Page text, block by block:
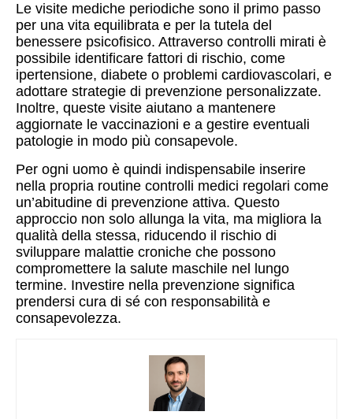
Le visite mediche periodiche sono il primo passo
per una vita equilibrata e per la tutela del
benessere psicofisico. Attraverso controlli mirati è
possibile identificare fattori di rischio, come
ipertensione, diabete o problemi cardiovascolari, e
adottare strategie di prevenzione personalizzate.
Inoltre, queste visite aiutano a mantenere
aggiornate le vaccinazioni e a gestire eventuali
patologie in modo più consapevole.
Per ogni uomo è quindi indispensabile inserire
nella propria routine controlli medici regolari come
un’abitudine di prevenzione attiva. Questo
approccio non solo allunga la vita, ma migliora la
qualità della stessa, riducendo il rischio di
sviluppare malattie croniche che possono
compromettere la salute maschile nel lungo
termine. Investire nella prevenzione significa
prendersi cura di sé con responsabilità e
consapevolezza.